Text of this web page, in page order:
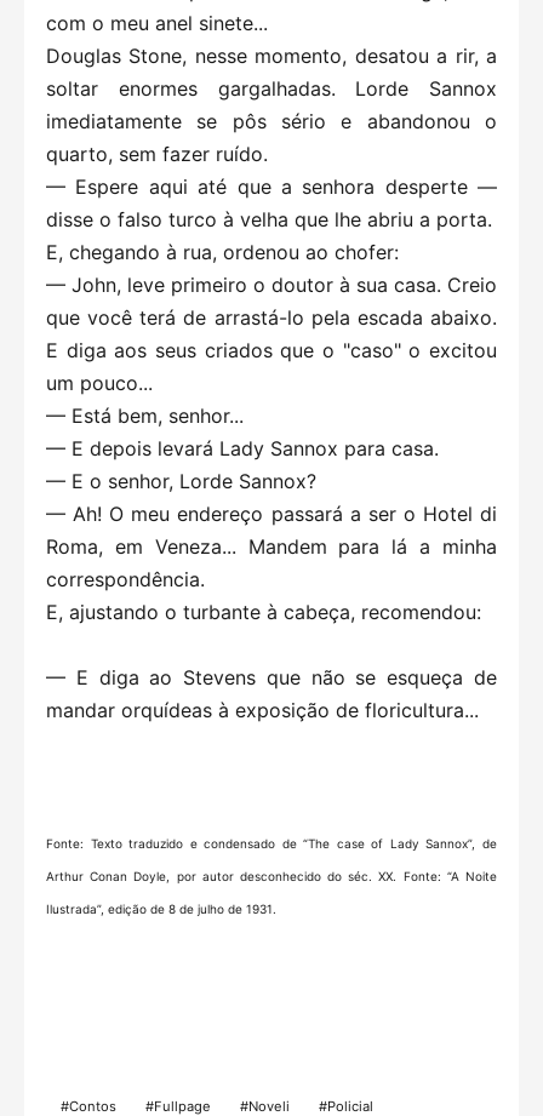
com o meu anel sinete...
Douglas Stone, nesse momento, desatou a rir, a
soltar enormes gargalhadas. Lorde Sannox
imediatamente se pôs sério e abandonou o
quarto, sem fazer ruído.
— Espere aqui até que a senhora desperte —
disse o falso turco à velha que lhe abriu a porta.
E, chegando à rua, ordenou ao chofer:
— John, leve primeiro o doutor à sua casa. Creio
que você terá de arrastá-lo pela escada abaixo.
E diga aos seus criados que o "caso" o excitou
um pouco...
— Está bem, senhor...
— E depois levará Lady Sannox para casa.
— E o senhor, Lorde Sannox?
— Ah! O meu endereço passará a ser o Hotel di
Roma, em Veneza... Mandem para lá a minha
correspondência.
E, ajustando o turbante à cabeça, recomendou:
— E diga ao Stevens que não se esqueça de
mandar orquídeas à exposição de floricultura...
Fonte: Texto traduzido e condensado de “The case of Lady Sannox”, de
Arthur Conan Doyle, por autor desconhecido do séc. XX. Fonte: “A Noite
Ilustrada”, edição de 8 de julho de 1931.
#Contos #Fullpage #Noveli
#Policial